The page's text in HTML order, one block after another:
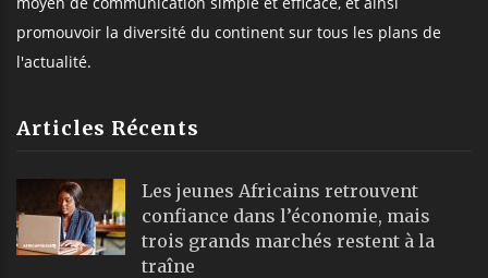
promouvoir la diversité du continent sur tous les plans de
l'actualité.
Articles Récents
Les jeunes Africains retrouvent
confiance dans l’économie, mais
trois grands marchés restent à la
traîne